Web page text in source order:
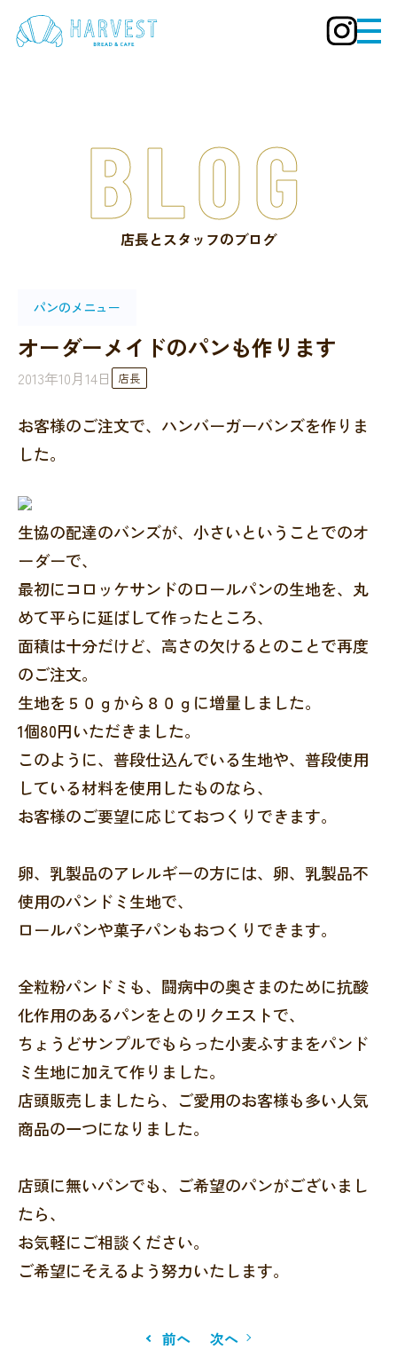
店長とスタッフのブログ
BLOG
パンのメニュー
オーダーメイドのパンも作ります
2013年10月14日 店長
お客様のご注文で、ハンバーガーバンズを作りま
した。
生協の配達のバンズが、小さいということでのオ
ーダーで、
最初にコロッケサンドのロールパンの生地を、丸
めて平らに延ばして作ったところ、
面積は十分だけど、高さの欠けるとのことで再度
のご注文。
生地を５０ｇから８０ｇに増量しました。
1個80円いただきました。
このように、普段仕込んでいる生地や、普段使用
している材料を使用したものなら、
お客様のご要望に応じておつくりできます。
卵、乳製品のアレルギーの方には、卵、乳製品不
使用のパンドミ生地で、
ロールパンや菓子パンもおつくりできます。
全粒粉パンドミも、闘病中の奥さまのために抗酸
化作用のあるパンをとのリクエストで、
ちょうどサンプルでもらった小麦ふすまをパンド
ミ生地に加えて作りました。
店頭販売しましたら、ご愛用のお客様も多い人気
商品の一つになりました。
店頭に無いパンでも、ご希望のパンがございまし
たら、
お気軽にご相談ください。
ご希望にそえるよう努力いたします。
前へ 次へ